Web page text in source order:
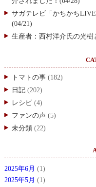
サガテレビ「かちかち
(04/21)
生産者：西村洋介氏の光
トマトの事(182)
日記(202)
レシピ(4)
ファンの声(5)
未分類 (22)
2025年6月 (1)
2025年5月 (1)